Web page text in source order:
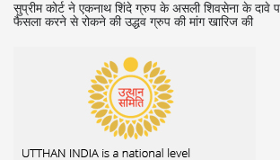
सुप्रीम कोर्ट ने एकनाथ शिंदे ग्रुप के असली शिवसेना के दावे
फैसला करने से रोकने की उद्धव ग्रुप की मांग खारिज की